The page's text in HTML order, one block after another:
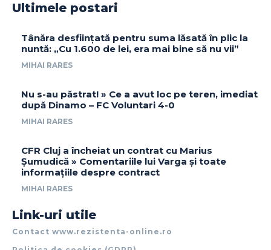
Ultimele postari
Tânăra desființată pentru suma lăsată în plic la
nuntă: „Cu 1.600 de lei, era mai bine să nu vii”
MIHAI RARES
Nu s-au păstrat! » Ce a avut loc pe teren, imediat
după Dinamo – FC Voluntari 4-0
MIHAI RARES
CFR Cluj a încheiat un contrat cu Marius
Șumudică » Comentariile lui Varga și toate
informațiile despre contract
MIHAI RARES
Link-uri utile
Contact www.rezistenta-online.ro